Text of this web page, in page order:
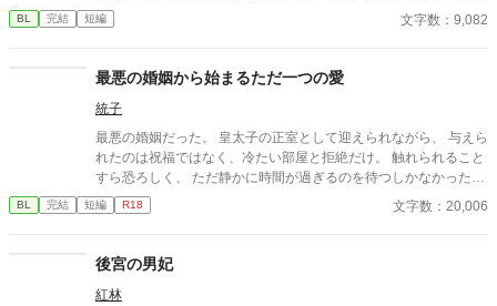
定。■『それは愛か本能か』と同じ世界設定です。関係は一切な
し。
BL 完結 短編 文字数：9,082
最悪の婚姻から始まるただ一つの愛
統子
最悪の婚姻だった。 皇太子の正室として迎えられながら、 与えら
れたのは祝福ではなく、冷たい部屋と拒絶だけ。 触れられること
すら恐ろしく、 ただ静かに時間が過ぎるのを待つしかなかった。
けれど—— 差し出された手は、思っていたものとは違っていた。
無理に触れない。 急がない。 ただ、こちらの様子を確かめるよう
り前になり、 言葉を交わす時間が、夜の習慣になっていた。 触れ
られるたびに怖さは消え、 代わりに残るのは、離れがたい温も
り。 これは、最悪の婚姻から始まった関係が、 やがて“ただ一
BL 完結 短編 R18 文字数：20,006
後宮の男妃
紅林